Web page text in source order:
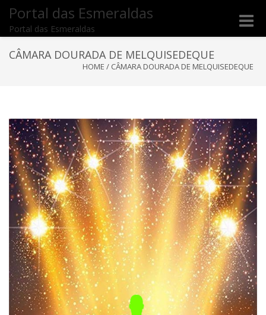
Portal das Esmeraldas
Portal das Esmeraldas
Toggle
CÂMARA DOURADA DE MELQUISEDEQUE
HOME / CÂMARA DOURADA DE MELQUISEDEQUE